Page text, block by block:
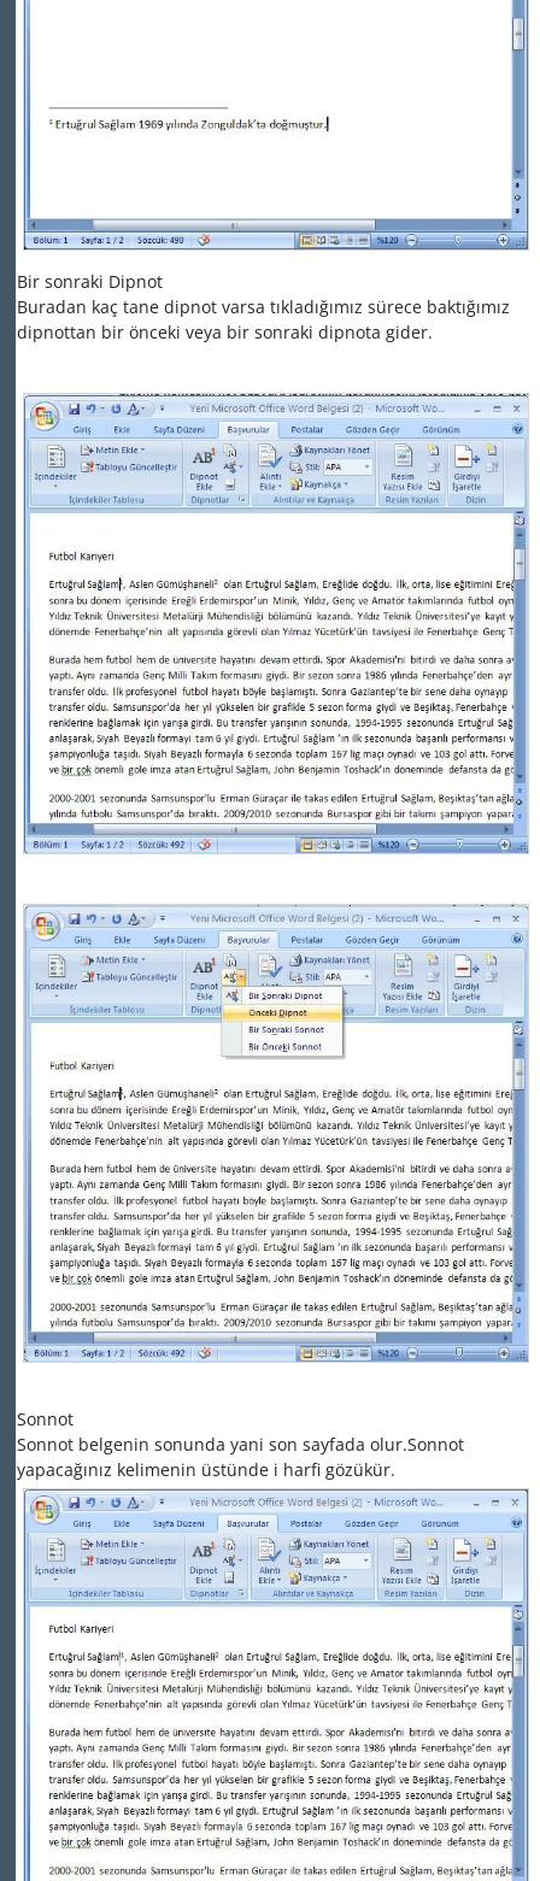
Bir sonraki Dipnot
Buradan kaç tane dipnot varsa tıkladığımız sürece baktığımız
dipnottan bir önceki veya bir sonraki dipnota gider.
Sonnot
Sonnot belgenin sonunda yani son sayfada olur.Sonnot
yapacağınız kelimenin üstünde i harfi gözükür.